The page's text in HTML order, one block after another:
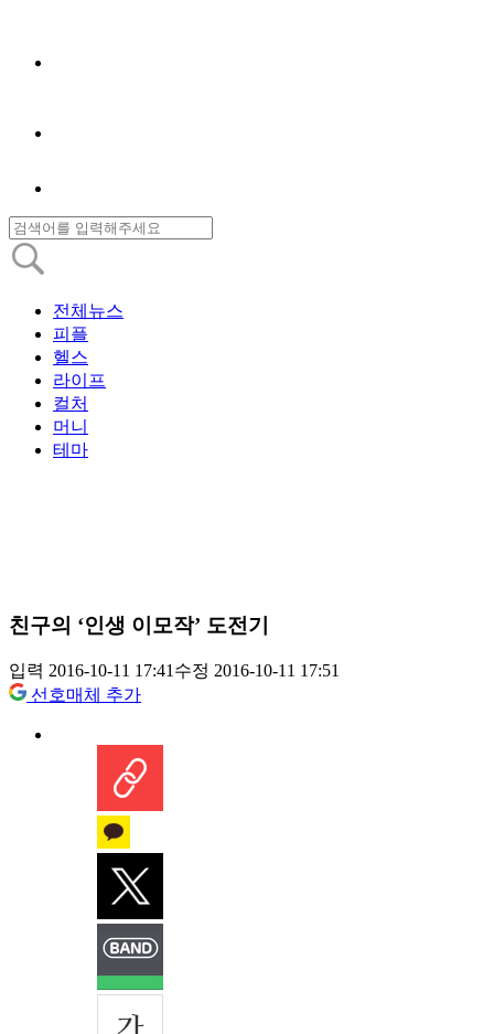
전체뉴스
피플
헬스
라이프
컬처
머니
테마
친구의 ‘인생 이모작’ 도전기
입력 2016-10-11 17:41수정 2016-10-11 17:51
선호매체 추가